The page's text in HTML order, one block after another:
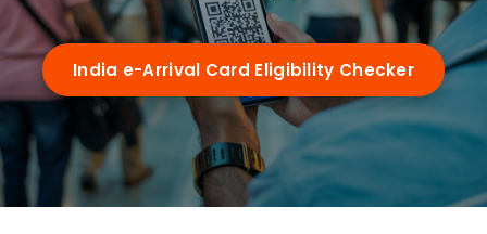
Visa Types
e-arrival card vs eVisa
Who Needs It
OCI Cardholders
Guides
72-Hour Rule
By Nationality
India e-Arrival Card Eligibility Checker